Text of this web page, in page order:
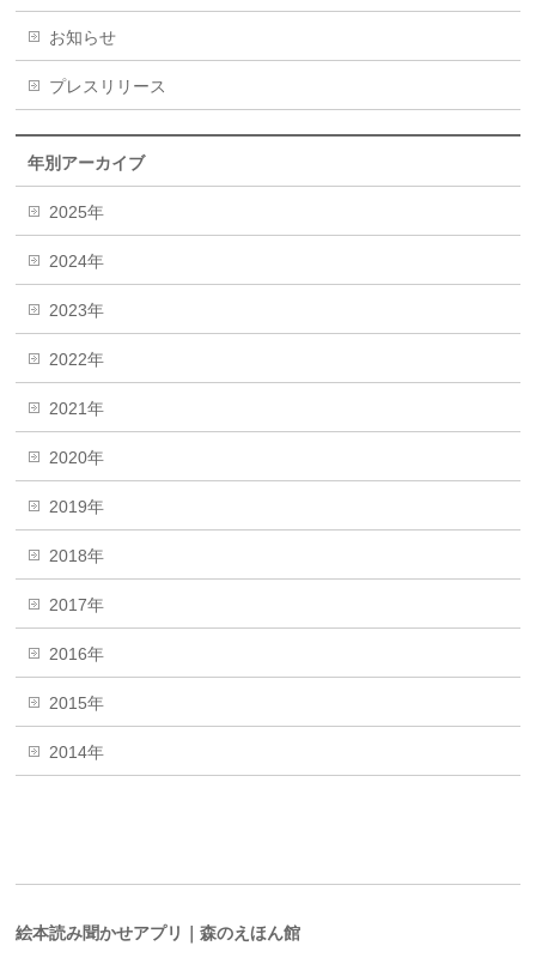
お知らせ
プレスリリース
年別アーカイブ
2025年
2024年
2023年
2022年
2021年
2020年
2019年
2018年
2017年
2016年
2015年
2014年
絵本読み聞かせアプリ｜森のえほん館